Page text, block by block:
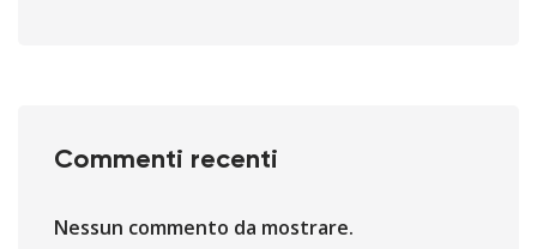
Commenti recenti
Nessun commento da mostrare.